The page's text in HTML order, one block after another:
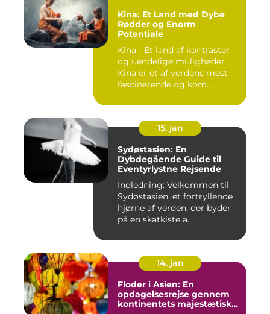
Kina: Et Land med Dybe
Rødder og Enorm
Potentiale
Kina - Et land af kontraster
og uendelige muligheder
Kina er et af verdens mest
fascinerende og kom...
15. jan
Sydøstasien: En
Dybdegående Guide til
Eventyrlystne Rejsende
Indledning: Velkommen til
Sydøstasien, et fortryllende
hjørne af verden, der byder
på en skatkiste a...
14. jan
Floder i Asien: En
opdagelsesrejse gennem
kontinentets majestætiske